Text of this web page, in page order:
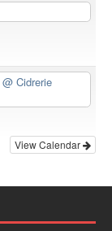
@ Cidrerie
View Calendar